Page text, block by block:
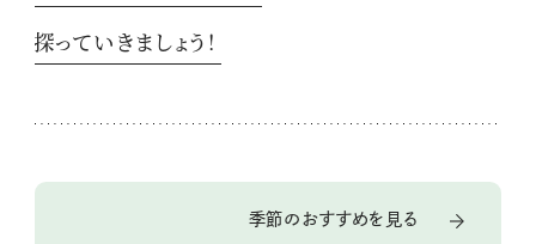
探っていきましょう！
季節のおすすめを見る